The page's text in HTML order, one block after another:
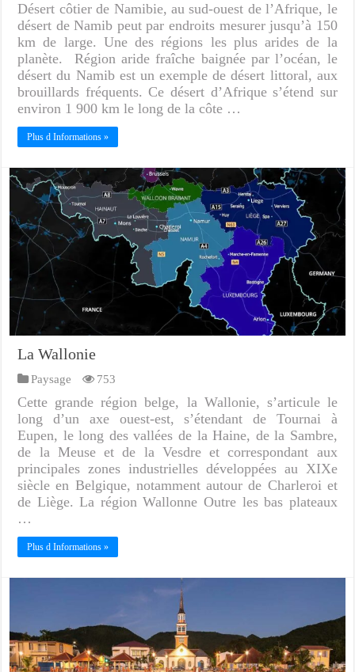
Désert côtier de Namibie, au sud-ouest de l’Afrique, le
désert de Namib peut par endroits mesurer jusqu’à 150
km de large. Une des régions les plus arides de la
planète. Région aride fraîche baignée par l’océan, le
désert du Namib est un exemple de désert littoral, aux
brouillards fréquents. Ce désert d’Afrique s’étend sur
environ 1 900 km le long de la côte …
Plus d Informations »
La Wallonie
Paysage 753
Cette grande région belge, la Wallonie, s’articule le
long d’un axe ouest-est, s’étendant de Tournai à
Eupen, le long des vallées de la Haine, de la Sambre,
de la Meuse et de la Vesdre et correspondant aux
principales zones industrielles développées au XIXe
siècle en Belgique, notamment autour de Charleroi et
de Liège. La région Wallonne Outre les bas plateaux
…
Plus d Informations »